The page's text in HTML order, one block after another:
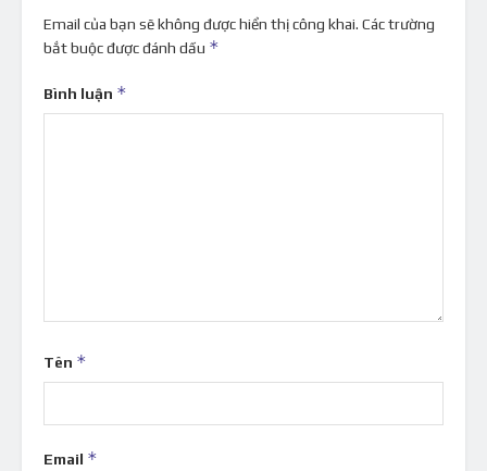
Email của bạn sẽ không được hiển thị công khai. Các trường
bắt buộc được đánh dấu *
Bình luận *
Tên *
Email *